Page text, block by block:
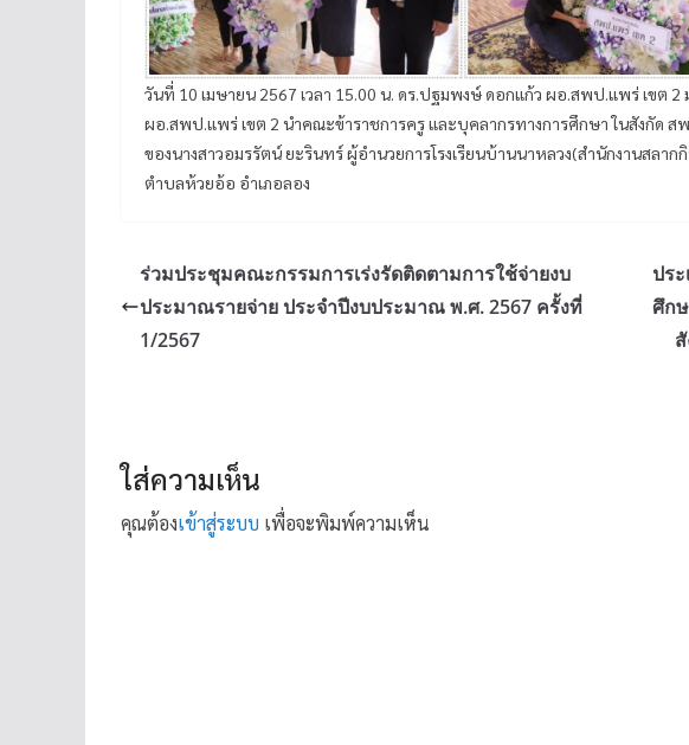
วันที่ 10 เมษายน 2567 เวลา 15.00 น. ดร.ปฐมพงษ์ ดอกแก้ว ผอ.สพป.แพร่ เขต 2
ผอ.สพป.แพร่ เขต 2 นำคณะข้าราชการครู และบุคลากรทางการศึกษา ในสังกัด
ของนางสาวอมรรัตน์ ยะรินทร์ ผู้อำนวยการโรงเรียนบ้านนาหลวง(สำนักงานสลา
ตำบลห้วยอ้อ อำเภอลอง
ร่วมประชุมคณะกรรมการเร่งรัดติดตามการใช้จ่ายงบ
ประมาณรายจ่าย ประจำปีงบประมาณ พ.ศ. 2567 ครั้งที่
1/2567
ปร
ศึก
ใส่ความเห็น
คุณต้องเข้าสู่ระบบ เพื่อจะพิมพ์ความเห็น